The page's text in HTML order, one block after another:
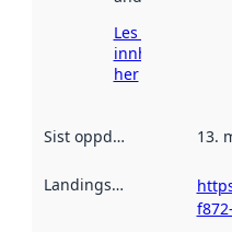
Les meir om
innhenting
her
Sist oppdatert 13.
Landingsside